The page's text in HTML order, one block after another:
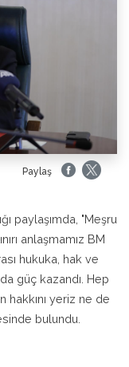
Paylaş
paylaşımda, "Meşru
anlaşmamız BM
hukuka, hak ve
güç kazandı. Hep
yeriz ne de
bulundu.